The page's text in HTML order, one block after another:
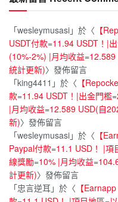
「wesleymusasi」於〈 【
USDT付款=11.94 USDT！|
(10%-2%) |月均收益
統計更新)〉發佈留言
「king4411 」於〈 【
款=11.94 USDT！|出金門檻
|月均收益=12.589 USD(自
新)〉發佈留言
「wesleymusasi」於〈 【
Paypal付款=11.1 USD！ |
線獎勵=10% |月均收益
計更新)〉發佈留言
「忠言逆耳」於〈 【